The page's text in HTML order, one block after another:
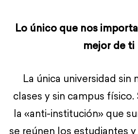
Lo único que nos
mejor de ti
La única universidad sin
clases y sin campus
la «anti-institución» que
se reúnen los estudiantes